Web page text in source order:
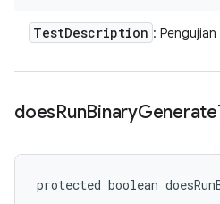
TestDescription :
doesRunBinaryGenerate
protected boolean